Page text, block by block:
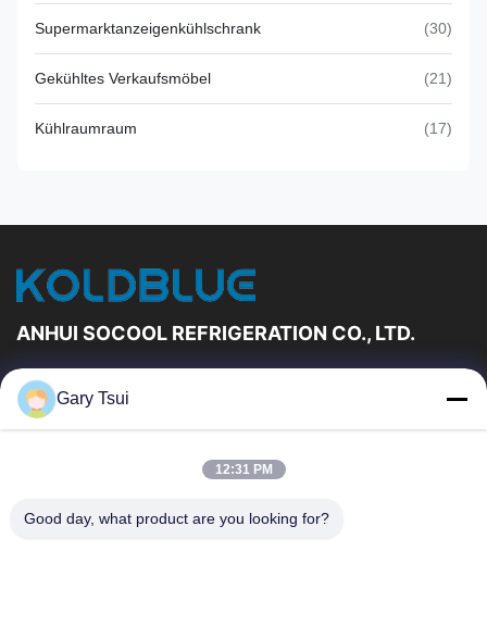
Supermarktanzeigenkühlschrank (30)
Gekühltes Verkaufsmöbel (21)
Kühlraumraum (17)
ANHUI SOCOOL REFRIGERATION CO., LTD.
Schnelle Links
Haus
Treten Sie Mit Uns In
Fordern Sie Ein Zitat
Gary Tsui
12:31 PM
Good day, what product are you looking for?